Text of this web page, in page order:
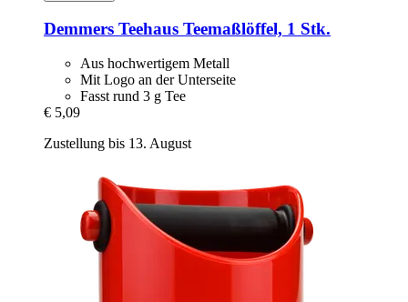
Demmers Teehaus Teemaßlöffel, 1 Stk.
Aus hochwertigem Metall
Mit Logo an der Unterseite
Fasst rund 3 g Tee
€ 5,09
Zustellung bis 13. August